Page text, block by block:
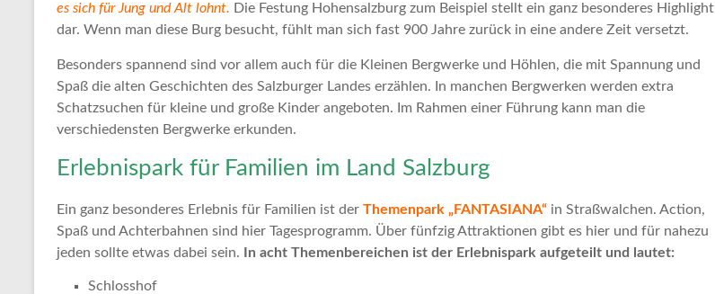
es sich für Jung und Alt lohnt. Die Festung Hohensalzburg zum Beispiel stellt ein ganz besonderes Highlight
dar. Wenn man diese Burg besucht, fühlt man sich fast 900 Jahre zurück in eine andere Zeit versetzt.
Besonders spannend sind vor allem auch für die Kleinen Bergwerke und Höhlen, die mit Spannung und
Spaß die alten Geschichten des Salzburger Landes erzählen. In manchen Bergwerken werden extra
Schatzsuchen für kleine und große Kinder angeboten. Im Rahmen einer Führung kann man die
verschiedensten Bergwerke erkunden.
Erlebnispark für Familien im Land Salzburg
Ein ganz besonderes Erlebnis für Familien ist der Themenpark „FANTASIANA“ in Straßwalchen. Action,
Spaß und Achterbahnen sind hier Tagesprogramm. Über fünfzig Attraktionen gibt es hier und für nahezu
jeden sollte etwas dabei sein.
In acht Themenbereichen ist der Erlebnispark aufgeteilt und lautet:
Schlosshof